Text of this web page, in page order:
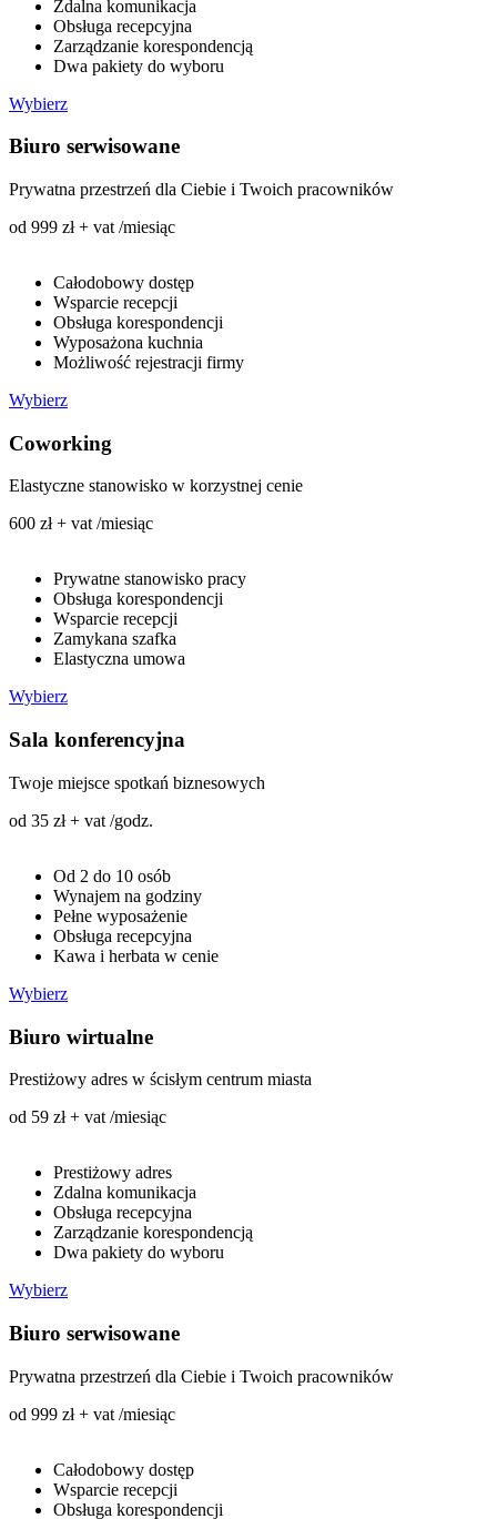
Zdalna komunikacja
Obsługa recepcyjna
Zarządzanie korespondencją
Dwa pakiety do wyboru
Wybierz
Biuro serwisowane
Prywatna przestrzeń dla Ciebie i Twoich pracowników
od 999 zł + vat /miesiąc
Całodobowy dostęp
Wsparcie recepcji
Obsługa korespondencji
Wyposażona kuchnia
Możliwość rejestracji firmy
Wybierz
Coworking
Elastyczne stanowisko w korzystnej cenie
600 zł + vat /miesiąc
Prywatne stanowisko pracy
Obsługa korespondencji
Wsparcie recepcji
Zamykana szafka
Elastyczna umowa
Wybierz
Sala konferencyjna
Twoje miejsce spotkań biznesowych
od 35 zł + vat /godz.
Od 2 do 10 osób
Wynajem na godziny
Pełne wyposażenie
Obsługa recepcyjna
Kawa i herbata w cenie
Wybierz
Biuro wirtualne
Prestiżowy adres w ścisłym centrum miasta
od 59 zł + vat /miesiąc
Prestiżowy adres
Zdalna komunikacja
Obsługa recepcyjna
Zarządzanie korespondencją
Dwa pakiety do wyboru
Wybierz
Biuro serwisowane
Prywatna przestrzeń dla Ciebie i Twoich pracowników
od 999 zł + vat /miesiąc
Całodobowy dostęp
Wsparcie recepcji
Obsługa korespondencji